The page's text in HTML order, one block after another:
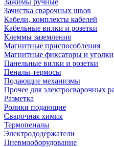
Зажимы ручные
Зачистка сварочных швов
Кабели, комплекты кабелей
Кабельные вилки и розетки
Клеммы заземления
Магнитные приспособления
Магнитные фиксаторы и уголки
Панельные вилки и розетки
Пеналы-термосы
Подающие механизмы
Прочее для электросварочных
Разметка
Ролики подающие
Сварочная химия
Термопеналы
Электрододержатели
Пневмооборудование